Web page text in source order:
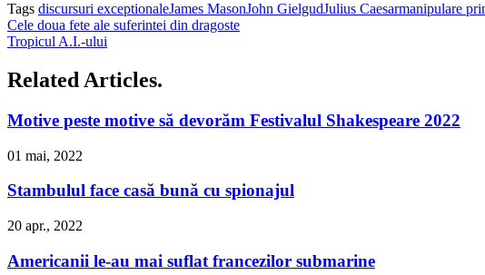
Tags discursuri exceptionaleJames MasonJohn GielgudJulius Caesarmanipulare
Cele doua fete ale suferintei din dragoste
Tropicul A.I.-ului
Related Articles.
Motive peste motive să devorăm Festivalul Shakespeare 2022
01 mai, 2022
Stambulul face casă bună cu spionajul
20 apr., 2022
Americanii le-au mai suflat francezilor submarine